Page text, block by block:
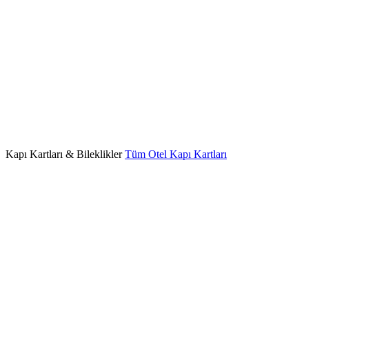
Kapı Kartları & BilekliklerTüm Otel Kapı Kartları